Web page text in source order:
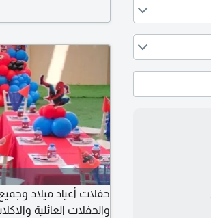
حفلات أعياد ميلاد
والحفلات العائلية